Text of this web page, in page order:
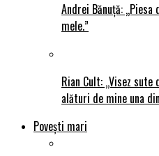
Andrei Bănuță:
mele.”
Rian Cult: „Visez
alături de mine una
Povești mari